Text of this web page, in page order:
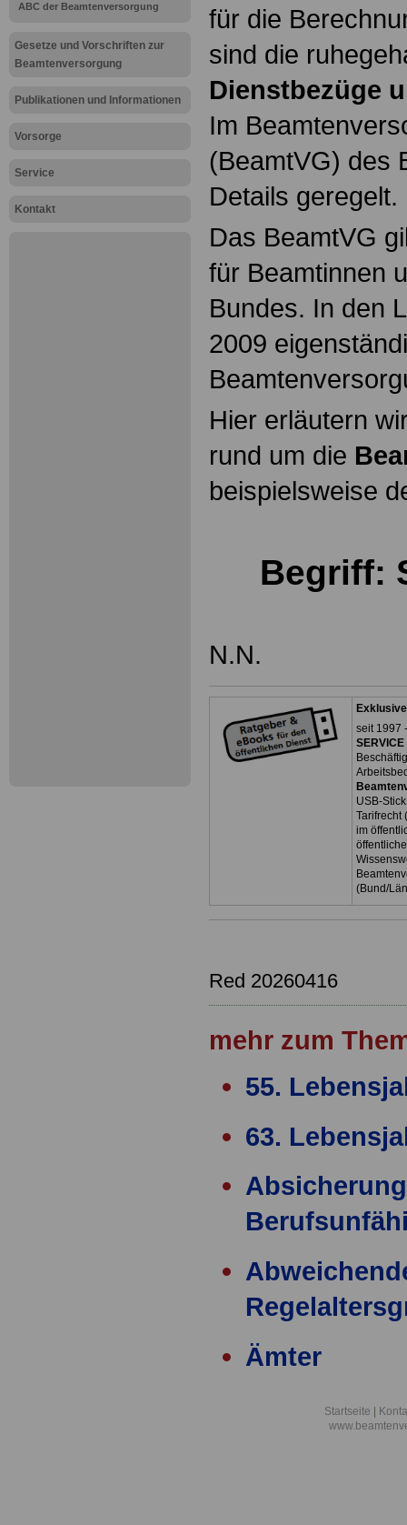
ABC der Beamtenversorgung
Gesetze und Vorschriften zur
Beamtenversorgung
Publikationen und Informationen
Vorsorge
Service
Kontakt
für die
sind die
Dienstbezüge
Im
(BeamtVG) des
Details geregelt.
Das BeamtVG
für Beamtinnen
Bundes. In den
2009
Hier erläutern
rund um die
beispielsweise
Begriff:
N.N.
seit 1997
USB-
Tarifrecht
im
(Bund/
Red 20260416
mehr zum
55.
63.
Ämter
Startseite